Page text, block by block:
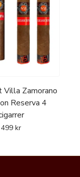
Villa Zamorano
Reserva 4
499 kr